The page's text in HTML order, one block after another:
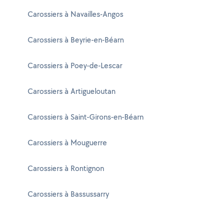
Carossiers à Navailles-Angos
Carossiers à Beyrie-en-Béarn
Carossiers à Poey-de-Lescar
Carossiers à Artigueloutan
Carossiers à Saint-Girons-en-Béarn
Carossiers à Mouguerre
Carossiers à Rontignon
Carossiers à Bassussarry